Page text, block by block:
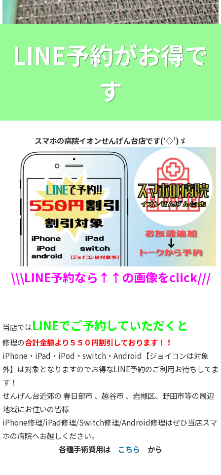
LINE予約がお得で
す
スマホの病院イオンせんげん台店です(‘◇’)ゞ
\\\LINE予約なら↑↑の画像をclick///
当店ではLINEでご予約していただくと
修理の合計金額より５５０円割引しております！！
iPhone・iPad・iPod・switch・Android【ジョイコンは対象
外】は対象となりますのでお得なLINE予約のご利用お待ちしてま
す！
せんげん台近郊の 春日部市 、越谷市 、岩槻区、野田市等の周辺
地域にお住いの皆様
iPhone修理/iPad修理/Switch修理/Android修理はぜひ当店スマ
ホの病院へお越しください。
各種手術費用は こちら から